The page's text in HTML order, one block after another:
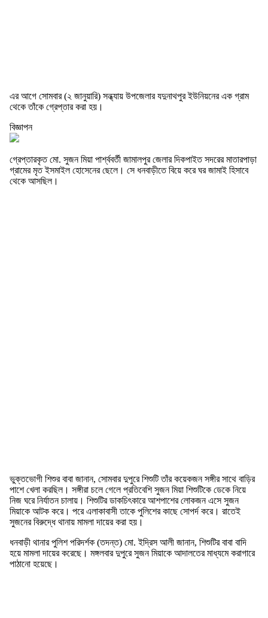
এর আগে সোমবার (২ জানুয়ারি) সন্ধ্যায় উপজেলার যদুনাথপুর ইউনিয়নের এক গ্রাম
থেকে তাঁকে গ্রেপ্তার করা হয়।
বিজ্ঞাপন
গ্রেপ্তারকৃত মো. সুজন মিয়া পার্শ্ববর্তী জামালপুর জেলার দিকপাইত সদরের মাতারপাড়া
গ্রামের মৃত ইসমাইল হোসেনের ছেলে। সে ধনবাড়ীতে বিয়ে করে ঘর জামাই হিসাবে
থেকে আসছিল।
ভুক্তভোগী শিশুর বাবা জানান, সোমবার দুপুরে শিশুটি তাঁর কয়েকজন সঙ্গীর সাথে বাড়ির
পাশে খেলা করছিল। সঙ্গীরা চলে গেলে প্রতিবেশি সুজন মিয়া শিশুটিকে ডেকে নিয়ে
নিজ ঘরে নির্যাতন চালায়। শিশুটির ডাকচিৎকারে আশপাশের লোকজন এসে সুজন
মিয়াকে আটক করে। পরে এলাকাবাসী তাকে পুলিশের কাছে সোপর্দ করে। রাতেই
সুজনের বিরুদ্ধে থানায় মামলা দায়ের করা হয়।
ধনবাড়ী থানার পুলিশ পরিদর্শক (তদন্ত) মো. ইদ্রিস আলী জানান, শিশুটির বাবা বাদি
হয়ে মামলা দায়ের করেছে। মঙ্গলবার দুপুরে সুজন মিয়াকে আদালতের মাধ্যমে করাগারে
পাঠানো হয়েছে।